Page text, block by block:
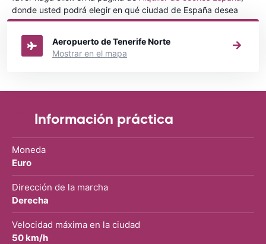
donde usted podrá elegir en qué ciudad de España desea
alquilar un coche.
Aeropuerto de Tenerife Norte
Mostrar en el mapa
Información práctica
Moneda
Euro
Dirección de la marcha
Derecha
Velocidad máxima en la ciudad
50 km/h